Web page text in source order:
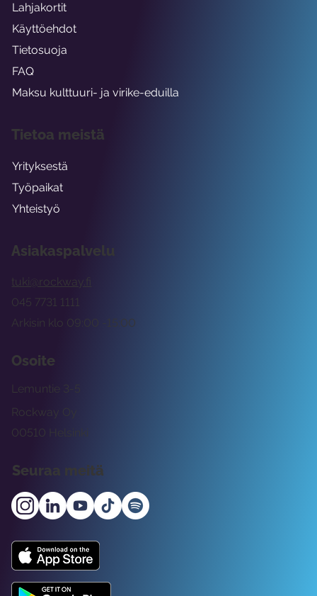
Asiakaspalvelu
tuki@rockway.fi
Arkisin klo 09:00 -15:00
045 7731 1111
Osoite
Rockway Oy
Lemuntie 3-5
00510 Helsinki
Seuraa meitä
Lahjakortit
Käyttöehdot
Tietosuoja
FAQ
Maksu kulttuuri- ja virike-eduilla
Tietoa meistä
Yrityksestä
Työpaikat
Yhteistyö